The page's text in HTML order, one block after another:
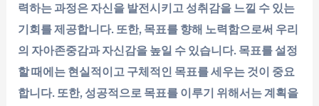
력하는 과정은 자신을 발전시키고 성취감을 느낄 수 있는
기회를 제공합니다. 또한, 목표를 향해 노력함으로써 우리
의 자아존중감과 자신감을 높일 수 있습니다. 목표를 설정
할 때에는 현실적이고 구체적인 목표를 세우는 것이 중요
합니다. 또한, 성공적으로 목표를 이루기 위해서는 계획을